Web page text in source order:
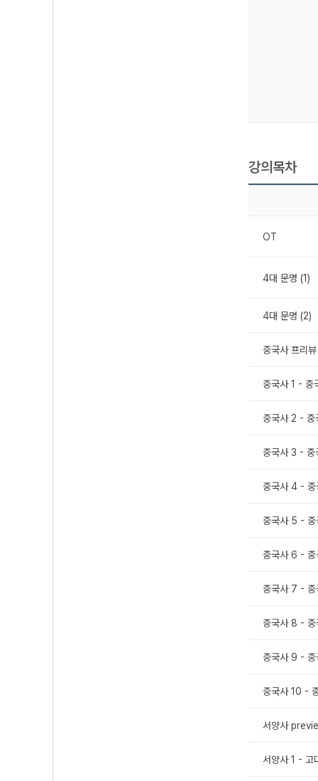
강의목차
OT
4대 문명 (1)
4대 문명 (2)
중국사 프리뷰
중국사 1 - 중
중국사 2 - 중
중국사 3 - 중
중국사 4 - 중
중국사 5 - 중
중국사 6 - 중
중국사 7 - 중
중국사 8 - 중
중국사 9 - 중
중국사 10 -
서양사
서양사 1 - 고